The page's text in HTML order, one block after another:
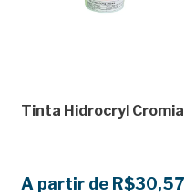
Tinta Hidrocryl Cromia
A partir de R$30,57